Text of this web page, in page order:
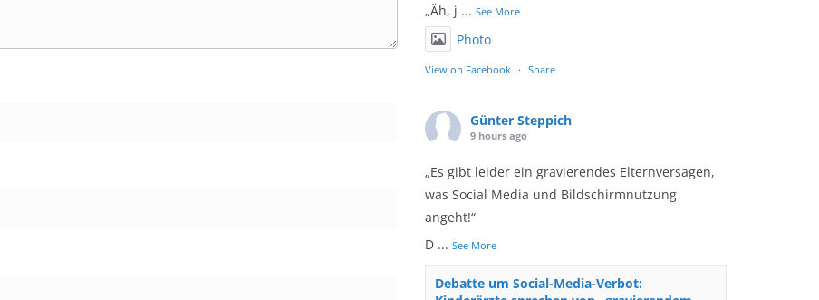
„Äh, j ... See More
Photo
View on Facebook · Share
Günter Steppich
9 hours ago
„Es gibt leider ein gravierendes Elternversagen,
was Social Media und Bildschirmnutzung
angeht!“
D ... See More
Debatte um Social-Media-Verbot: